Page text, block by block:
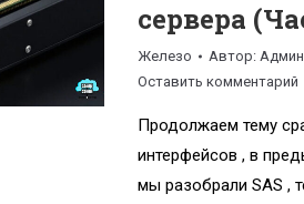
сервера
Железо Автор: Админ
Оставить комментарий
Продолжаем тему
интерфейсов , в
мы разобрали SAS ,